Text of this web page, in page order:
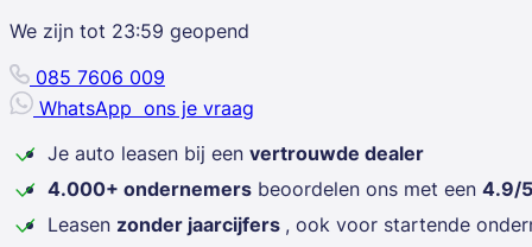
We zijn tot 23:59 geopend
085 7606 009
WhatsApp ons je vraag
Je auto leasen bij een vertrouwde dealer
4.000+ ondernemers beoordelen ons met een 4.9/5
Leasen zonder jaarcijfers , ook voor startende